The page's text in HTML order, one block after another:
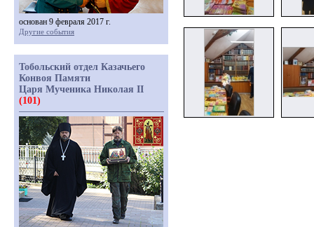
основан 9 февраля 2017 г.
Другие события
Тобольский отдел Казачьего
Конвоя Памяти
Царя Мученика Николая II
(101)